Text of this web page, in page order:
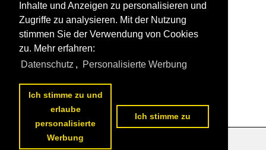
Inhalte und Anzeigen zu personalisieren und
Zugriffe zu analysieren. Mit der Nutzung
stimmen Sie der Verwendung von Cookies
zu. Mehr erfahren:
Datenschutz , Personalisierte Werbung
Ich stimme zu und
erlaube
personalisierte
Werbung
Ich stimme zu